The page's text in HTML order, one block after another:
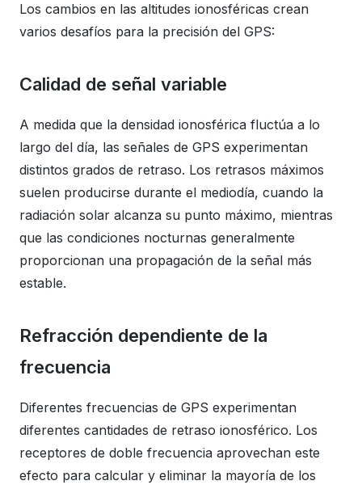
Los cambios en las altitudes ionosféricas crean
varios desafíos para la precisión del GPS:
Calidad de señal variable
A medida que la densidad ionosférica fluctúa a lo
largo del día, las señales de GPS experimentan
distintos grados de retraso. Los retrasos máximos
suelen producirse durante el mediodía, cuando la
radiación solar alcanza su punto máximo, mientras
que las condiciones nocturnas generalmente
proporcionan una propagación de la señal más
estable.
Refracción dependiente de la
frecuencia
Diferentes frecuencias de GPS experimentan
diferentes cantidades de retraso ionosférico. Los
receptores de doble frecuencia aprovechan este
efecto para calcular y eliminar la mayoría de los